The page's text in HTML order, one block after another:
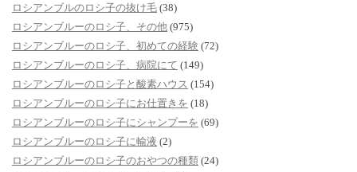
ロシアンブルのロシ子の抜け毛 (38)
ロシアンブルーのロシ子、その他 (975)
ロシアンブルーのロシ子、初めての経験 (72)
ロシアンブルーのロシ子、病院にて (149)
ロシアンブルーのロシ子と酸素ハウス (154)
ロシアンブルーのロシ子にお仕置きを (18)
ロシアンブルーのロシ子にシャンプーを (69)
ロシアンブルーのロシ子に輸液 (2)
ロシアンブルーのロシ子のおやつの種類 (24)